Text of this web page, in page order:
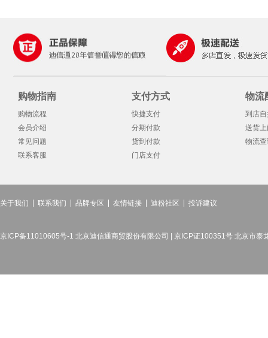
购物指南
购物流程
会员介绍
常见问题
联系客服
支付方式
快捷支付
分期付款
货到付款
门店支付
物流
到店
送货
物流
关于我们 联系我们 品牌专区 友情链接 迪粉社区 投诉建议
京ICP备11010605号-1 北京迪信通商贸股份有限公司 | 京ICP证100351号 北京市泰